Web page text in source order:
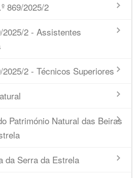
869/2025/2
2025/2 - Assistentes
2025/2 - Técnicos Superiores
Património Natural das Beiras
da Serra da Estrela